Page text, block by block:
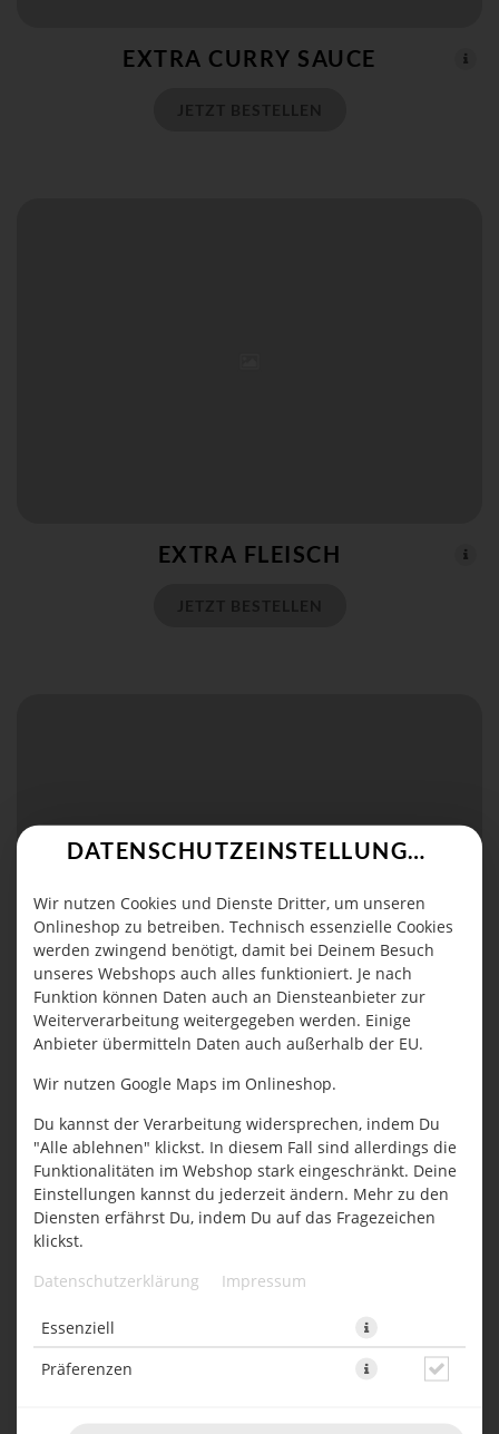
DATENSCHUTZEINSTELLUNGEN
Wir nutzen Cookies und Dienste Dritter, um unseren
Onlineshop zu betreiben. Technisch essenzielle Cookies
werden zwingend benötigt, damit bei Deinem Besuch
unseres Webshops auch alles funktioniert. Je nach
Funktion können Daten auch an Diensteanbieter zur
Weiterverarbeitung weitergegeben werden. Einige
Anbieter übermitteln Daten auch außerhalb der EU.
Wir nutzen Google Maps im Onlineshop.
Du kannst der Verarbeitung widersprechen, indem Du
"Alle ablehnen" klickst. In diesem Fall sind allerdings die
Funktionalitäten im Webshop stark eingeschränkt. Deine
Einstellungen kannst du jederzeit ändern. Mehr zu den
Diensten erfährst Du, indem Du auf das Fragezeichen
klickst.
Datenschutzerklärung
Impressum
Essenziell
Präferenzen
EXTRA CURRY SAUCE
EXTRA FLEISCH
EXTRA JOGHURT SAUCE